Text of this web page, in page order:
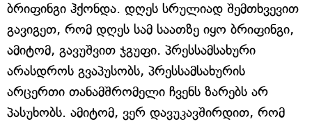
ბრიფინგი ჰქონდა. დღეს სრულიად შემთხვევით
გავიგეთ, რომ დღეს სამ საათზე იყო ბრიფინგი,
ამიტომ, გავუშვით ჯგუფი. პრესსამსახური
არასდროს გვაპუსობს, პრესსამსახურის
არცერთი თანამშრომელი ჩვენს ზარებს არ
პასუხობს. ამიტომ, ვერ დავუკავშირდით, რომ